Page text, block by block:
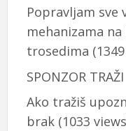
Popravljam sve
mehanizama
trosedima
SPONZOR
Ako tražiš
brak(1033